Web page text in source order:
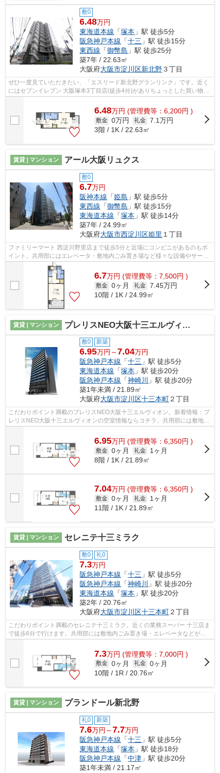
敷0
6.48万円
東海道本線 「塚本 」駅 徒歩5分
阪急神戸本線 「十三 」駅 徒歩15分
東西線 「御幣島 」駅 徒歩25分
築7年 / 22.63㎡
大阪府大阪市淀川区新北野３丁目
ぜひ一度見ていただきたい、「エスリード新北野グランリンク」です。近く
にはセブンイレブン 大阪塚本3丁目店(徒歩4分)がありちょっとした買い物に
便利です。共用部には敷地内ごみ置き...
6.48万円 (管理費等：6,200円 )
敷金 0万円 礼金 7.1万円
3階 / 1K / 22.63㎡
賃貸 | マンション アール大阪リュクス
敷0
6.7万円
阪神本線 「姫島 」駅 徒歩5分
東西線 「御幣島 」駅 徒歩15分
東海道本線 「塚本 」駅 徒歩14分
築7年 / 24.99㎡
大阪府大阪市西淀川区姫里 １丁目
ファミリーマート 西淀川野里店まで徒歩5分と近場にコンビニがあるのもポ
イント。共用部にはエレベータ・敷地内ごみ置き場など様々な設備やサービ
スが揃っているので便利です。素敵な...
6.7万円 (管理費等：7,500円 )
敷金 0ヶ月 礼金 7.45万円
10階 / 1K / 24.99㎡
賃貸 | マンション プレリスNEO大阪十三エルヴィオン
敷0 新築
6.95万円～7.04万円
阪急神戸本線 「十三 」駅 徒歩5分
東海道本線 「塚本 」駅 徒歩20分
阪急神戸本線 「神崎川
」駅 徒歩20分
築1年未満 / 21.89㎡
大阪府大阪市淀川区十三本町２丁目
こだわりポイント満載のプレリスNEO大阪十三エルヴィオン。新着情報：プ
レリスNEO大阪十三エルヴィオンの空室情報ならコチラ。共用部には敷地内
6.95万円 (管理費等：6,350円 )
敷金 0ヶ月 礼金
1ヶ月
8階 / 1K / 21.89㎡
7.04万円 (管理費等：6,350円 )
敷金 0ヶ月 礼金
1ヶ月
11階 / 1K / 21.89㎡
賃貸 | マンション セレニテ十三ミラク
敷0 礼0
7.3万円
阪急神戸本線 「十三 」駅 徒歩5分
阪急神戸本線 「神崎川
」駅 徒歩20分
東海道本線 「塚本 」駅 徒歩20分
築2年 / 20.76㎡
大阪府大阪市淀川区十三本町２丁目
こだわりポイント満載のセレニテ十三ミラク。近くの業務スーパー 十三店ま
で徒歩6分で行けます。共用部には敷地内ごみ置き場・エレベータなどが備
7.3万円 (管理費等：7,000円 )
敷金 0ヶ月 礼金 0ヶ月
10階 / 1R / 20.76㎡
賃貸 | マンション プランドール新北野
礼0 新築
7.6万円～7.7万円
阪急神戸本線 「十三 」駅 徒歩5分
東海道本線 「塚本 」駅 徒歩18分
阪急神戸本線 「中津 」駅 徒歩20分
築1年未満 / 21.17㎡